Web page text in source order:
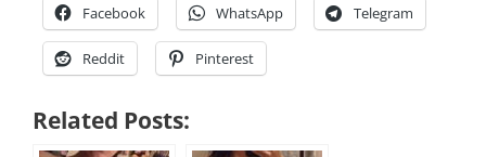
Facebook WhatsApp Telegram
Reddit Pinterest
Related Posts: